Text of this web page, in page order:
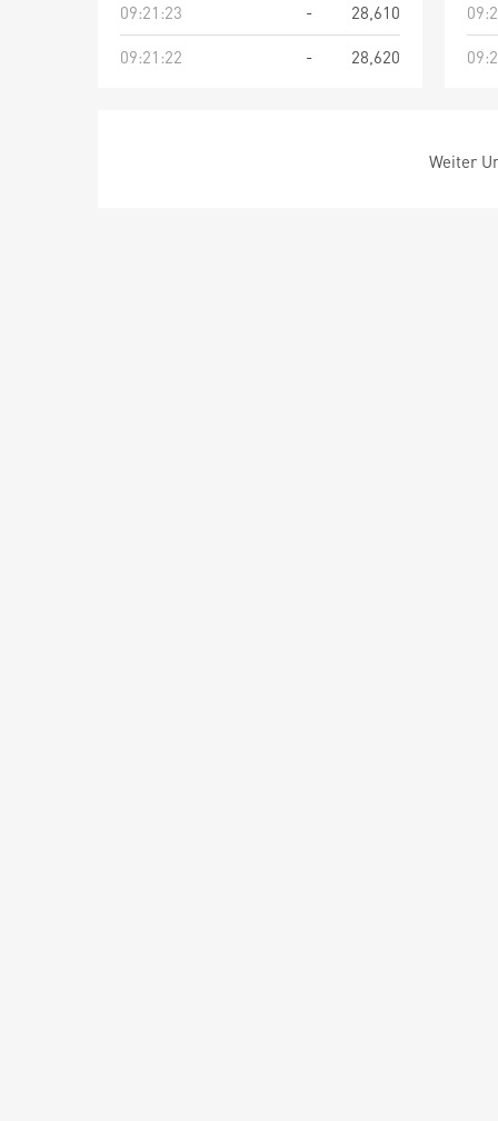
09:21:23
-
28,610
09:21:22
- 28,620
Weiter